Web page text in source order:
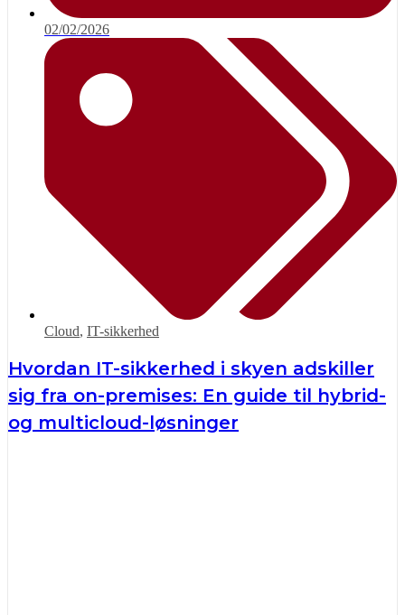
02/02/2026
Cloud, IT-sikkerhed
Hvordan IT-sikkerhed i skyen adskiller
sig fra on-premises: En guide til hybrid-
og multicloud-løsninger